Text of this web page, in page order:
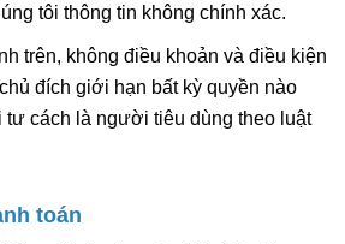
tôi thông tin không chính xác.
trên, không điều khoản và điều kiện
đích giới hạn bất kỳ quyền nào
tư cách là người tiêu dùng theo luật
toán